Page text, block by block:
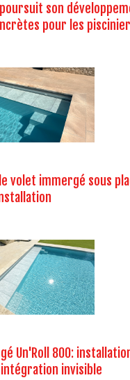
son
pour les
le volet immergé sous
Un'Roll 800:
invisible